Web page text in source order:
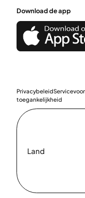
Download de app
Privacybeleid
toegankelijkheid
Land